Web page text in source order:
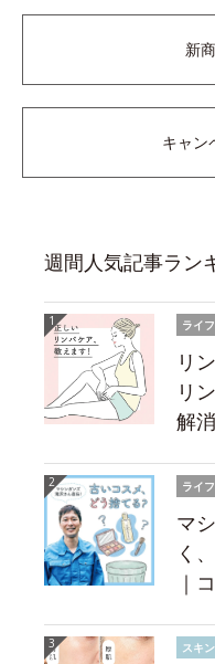
新
キャン
週間人気記事ラン
ライ
リ
リ
解消
ライ
マ
く
｜
スキ